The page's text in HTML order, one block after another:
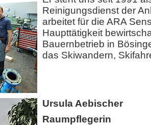
Reinigungsdienst der
arbeitet für die ARA
Haupttätigkeit
Bauernbetrieb in
das Skiwandern,
Ursula Aebischer
Raumpflegerin